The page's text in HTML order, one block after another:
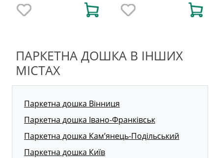
ПАРКЕТНА ДОШКА В ІНШИХ
МІСТАХ
Паркетна дошка Вінниця
Паркетна дошка Івано-Франківськ
Паркетна дошка Кам’янець-Подільський
Паркетна дошка Київ